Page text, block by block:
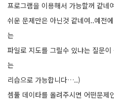
프로그램을 이용해서 가능할꺼 같네
쉬운 문제만은 아닌것 같네여..예전
는
파일로 지도를 그릴수 있냐는 질문
는
리습으로 가능합니다…..)
셈풀 데이타를 올려주시면 어떤문제